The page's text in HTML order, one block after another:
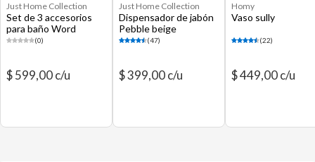
Just Home Collection
Set de 3 accesorios
para baño Word
naranja(0)
$ 599,00 c/u
Just Home Collection
Dispensador de jabón
Pebble beige
(47)
$ 399,00 c/u
Homy
Vaso sully
(22)
$ 449,00 c/u